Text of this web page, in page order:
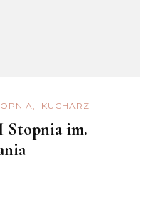
KUCHARZ
Stopnia im.